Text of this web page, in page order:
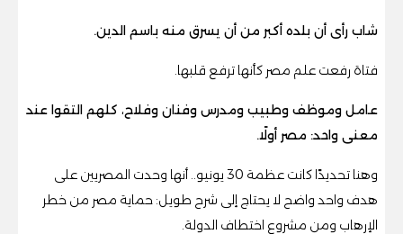
شاب رأى أن بلده أكبر من أن يسرق منه باسم الدين.
فتاة رفعت علم مصر كأنها ترفع قلبها.
عامل وموظف وطبيب ومدرس وفنان وفلاح، كلهم التقوا عند
معنى واحد: مصر أولًا.
وهنا تحديدًا كانت عظمة 30 يونيو.. أنها وحدت المصريين على
هدف واحد واضح لا يحتاج إلى شرح طويل: حماية مصر من خطر
الإرهاب ومن مشروع اختطاف الدولة.